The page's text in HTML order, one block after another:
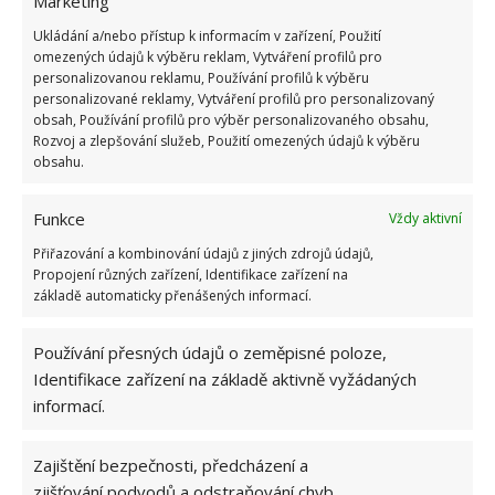
Ukládání a/nebo přístup k informacím v zařízení, Použití
omezených údajů k výběru reklam, Vytváření profilů pro
personalizovanou reklamu, Používání profilů k výběru
personalizované reklamy, Vytváření profilů pro personalizovaný
obsah, Používání profilů pro výběr personalizovaného obsahu,
Rozvoj a zlepšování služeb, Použití omezených údajů k výběru
obsahu.
Funkce
Vždy aktivní
Přiřazování a kombinování údajů z jiných zdrojů údajů,
Propojení různých zařízení, Identifikace zařízení na
základě automaticky přenášených informací.
Používání přesných údajů o zeměpisné poloze,
Identifikace zařízení na základě aktivně vyžádaných
informací.
Zajištění bezpečnosti, předcházení a
Samozřejmostí je prostorná koupelna s velkou a
dětmi oblíbenou vanou. Pro odpočinek rodičů pak
slouží sauna. Oba totiž saunování milují. Ranní shon
Děti mají samozřejmě k dispozici v patře vlastní
pokoj. Ten je důmyslně vybaven dostatečným